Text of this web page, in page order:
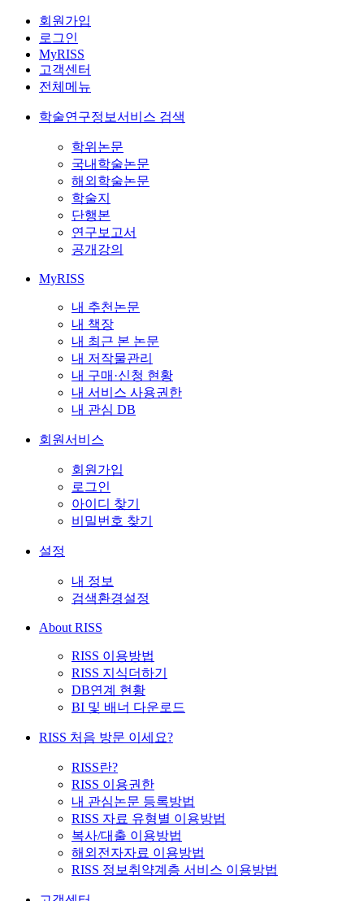
회원가입
로그인
MyRISS
고객센터
전체메뉴
학술연구정보서비스 검색
학위논문
국내학술논문
해외학술논문
학술지
단행본
연구보고서
공개강의
MyRISS
내 추천논문
내 책장
내 최근 본 논문
내 저작물관리
내 구매·신청 현황
내 서비스 사용권한
내 관심 DB
회원서비스
회원가입
로그인
아이디 찾기
비밀번호 찾기
설정
내 정보
검색환경설정
About RISS
RISS 이용방법
RISS 지식더하기
DB연계 현황
BI 및 배너 다운로드
RISS 처음 방문 이세요?
RISS란?
RISS 이용권한
내 관심논문 등록방법
RISS 자료 유형별 이용방법
복사/대출 이용방법
해외전자자료 이용방법
RISS 정보취약계층 서비스 이용방법